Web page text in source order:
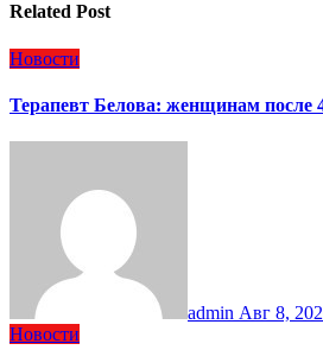
Related Post
Новости
Терапевт Белова: женщинам после
admin Авг 8,
Новости